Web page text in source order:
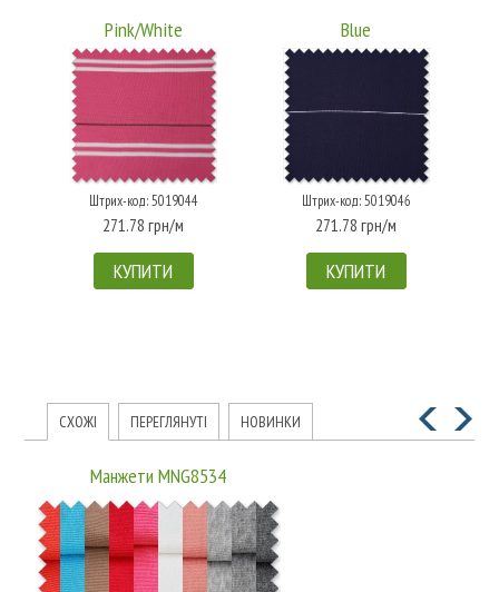
Pink/White
Штрих-код: 5019044
271.78 грн/м
КУПИТИ
Blue
Штрих-код: 5019046
271.78 грн/м
КУПИТИ
СХОЖІ ПЕРЕГЛЯНУТІ НОВИНКИ
Манжети MNG8534